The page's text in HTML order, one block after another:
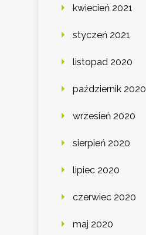
kwiecień 2021
styczeń 2021
listopad 2020
październik 2020
wrzesień 2020
sierpień 2020
lipiec 2020
czerwiec 2020
maj 2020